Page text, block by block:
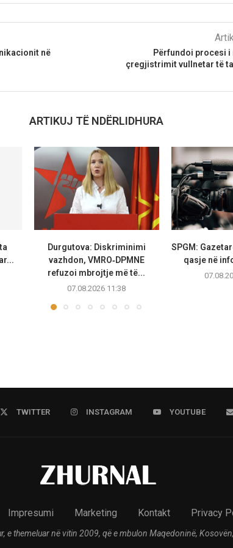
në
Përfundoi procesi
çregjistrimit vullnetar të
ARTIKUJ TË NDËRLIDHURA
Durgutova: Diskriminimi
vazhdon, VMRO‑DPMNE
refuzoi mbrojtje më të...
07.08.2026 11:38
SPGM:
qasje në
TWITTER INSTAGRAM YOUTUBE
Impresumi Marketing Kontakt Privacy
e themeluar në vitin 2009, që e mbulon Maqedoninë,